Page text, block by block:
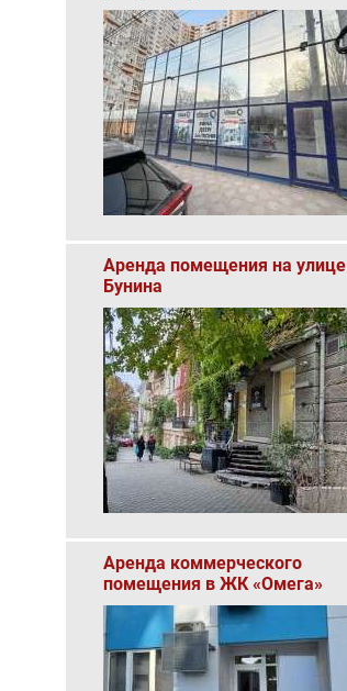
Аренда помещения на улице
Бунина
Аренда коммерческого
помещения в ЖК «Омега»